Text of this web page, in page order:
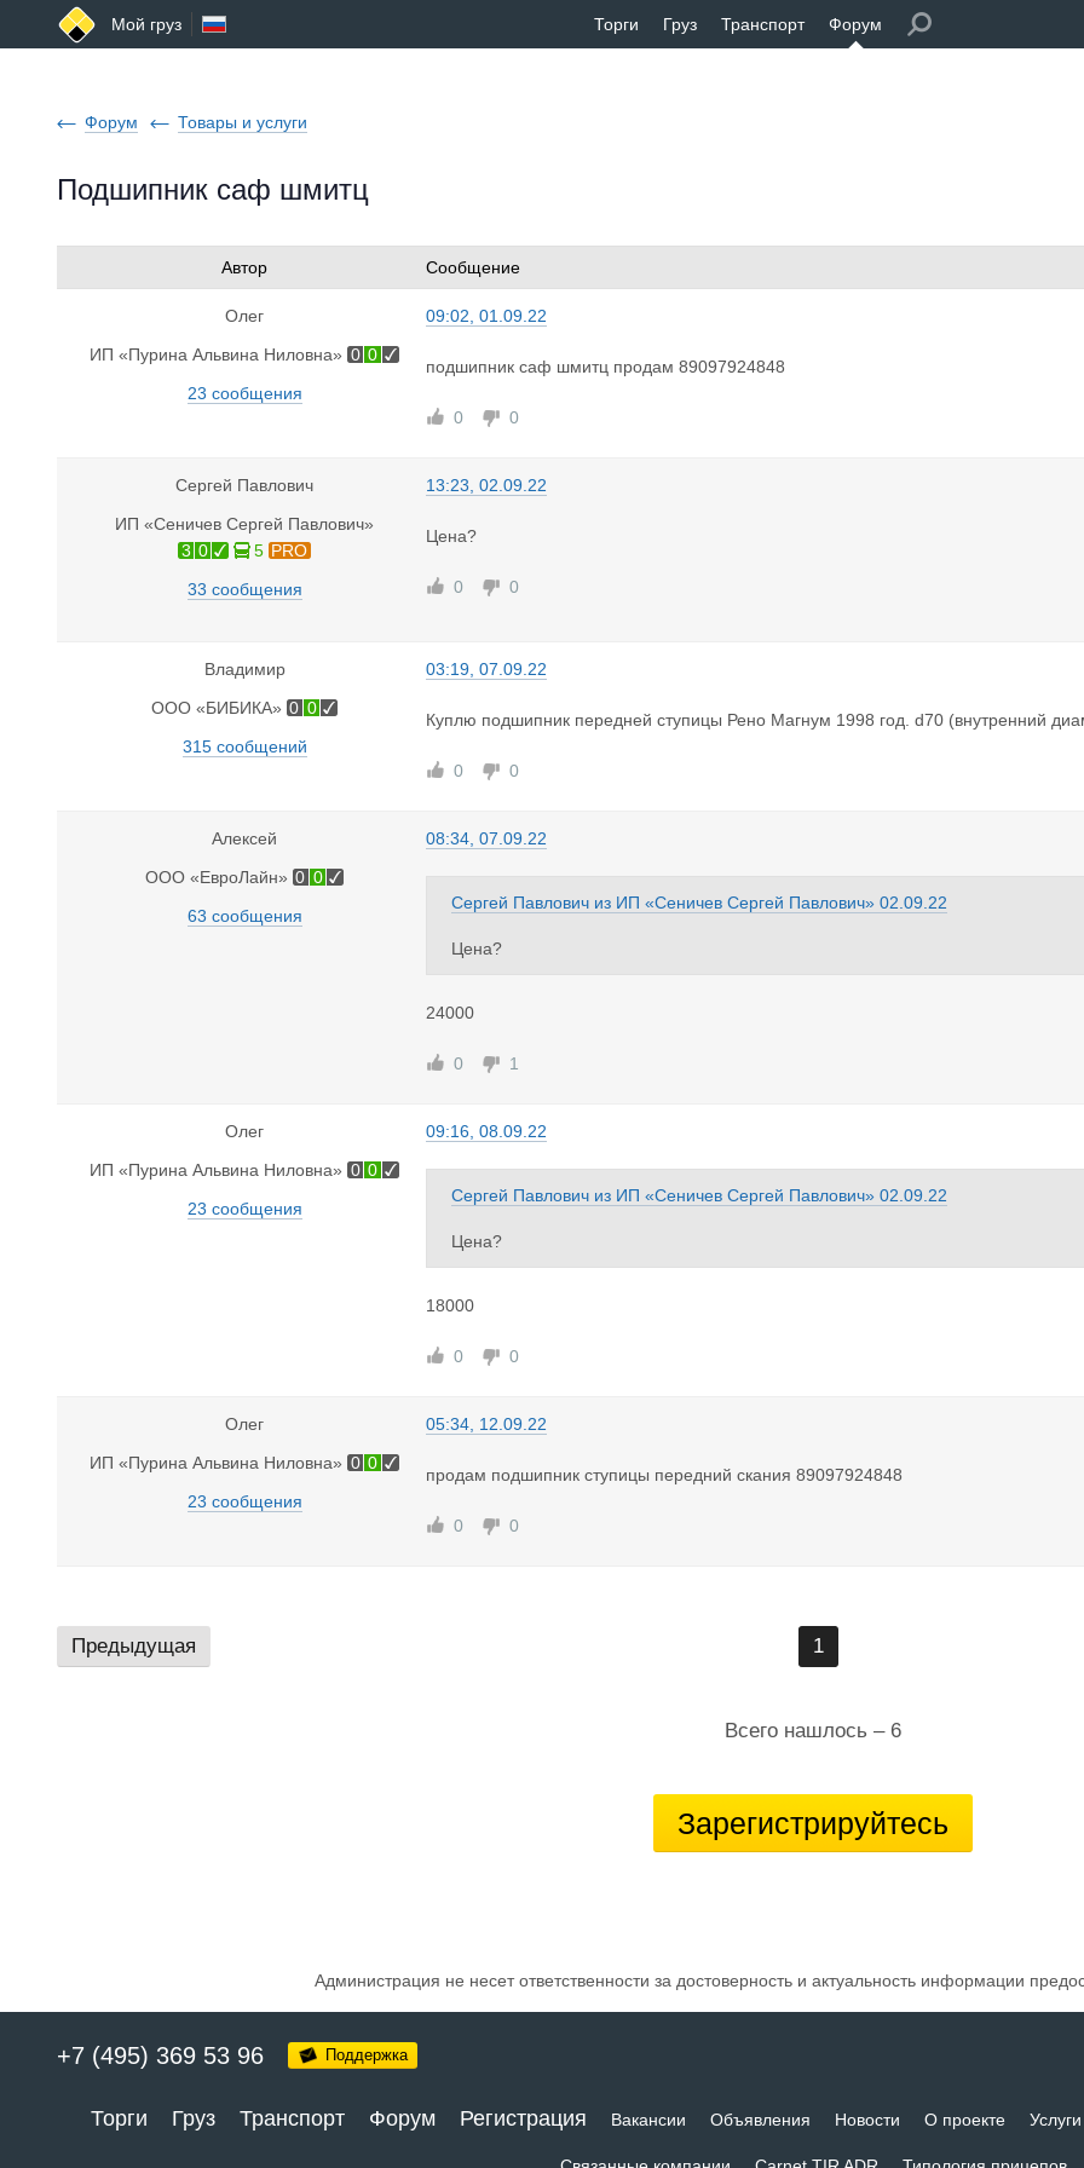
Мой груз Торги Груз Транспорт Форум
Форум Товары и услуги
Подшипник саф шмитц
Автор Сообщение
Олег
ИП «Пурина Альвина Ниловна» 0 0
23 сообщения
09:02, 01.09.22
подшипник саф шмитц продам 89097924848
0 0
Сергей Павлович
ИП «Сеничев Сергей Павлович»
3 0 5 PRO
33 сообщения
13:23, 02.09.22
Цена?
0 0
Владимир
ООО «БИБИКА» 0 0
315 сообщений
03:19, 07.09.22
Куплю подшипник передней ступицы Рено Магнум 1998 год. d70 (внутренний
0 0
Алексей
ООО «ЕвроЛайн» 0 0
63 сообщения
08:34, 07.09.22
Сергей Павлович из ИП «Сеничев Сергей Павлович» 02.09.22
Цена?
24000
0 1
Олег
ИП «Пурина Альвина Ниловна» 0 0
23 сообщения
09:16, 08.09.22
Сергей Павлович из ИП «Сеничев Сергей Павлович» 02.09.22
Цена?
18000
0 0
Олег
ИП «Пурина Альвина Ниловна» 0 0
23 сообщения
05:34, 12.09.22
продам подшипник ступицы передний скания 89097924848
0 0
Предыдущая 1
Всего нашлось – 6
Зарегистрируйтесь
Администрация не несет ответственности за достоверность и актуальность информации
+7 (495) 369 53 96 Поддержка
Торги Груз Транспорт Форум Регистрация Вакансии Объявления Новости О проекте Услуги